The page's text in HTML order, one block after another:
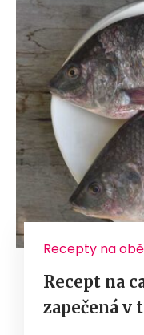
Recepty na
Recept na
zapečená v